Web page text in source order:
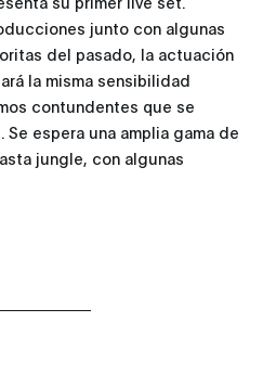
junto con algunas
del pasado, la actuación
la misma sensibilidad
contundentes que se
espera una amplia gama de
jungle, con algunas